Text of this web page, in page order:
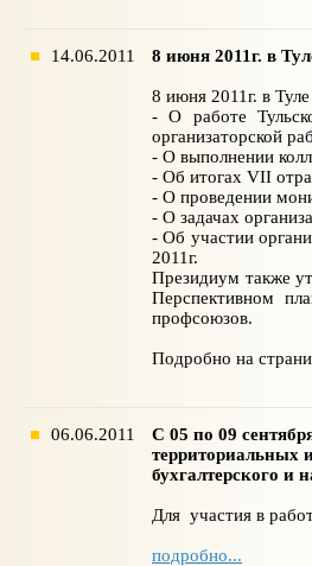
14.06.2011 8 июня 2011г. в
8 июня 2011г. в
- О работе
организаторской
- О выполнении
- Об итогах VII
- О проведении
- О задачах
- Об участии
2011г.
Президиум также
Перспективном
профсоюзов.
Подробно на
06.06.2011
С 05 по 09
территориальных
бухгалтерского и
Для участия в
подробно...